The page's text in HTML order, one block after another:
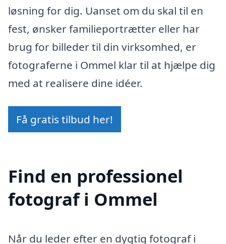
løsning for dig. Uanset om du skal til en
fest, ønsker familieportrætter eller har
brug for billeder til din virksomhed, er
fotograferne i Ommel klar til at hjælpe dig
med at realisere dine idéer.
Få gratis tilbud her!
Find en professionel
fotograf i Ommel
Når du leder efter en dygtig fotograf i